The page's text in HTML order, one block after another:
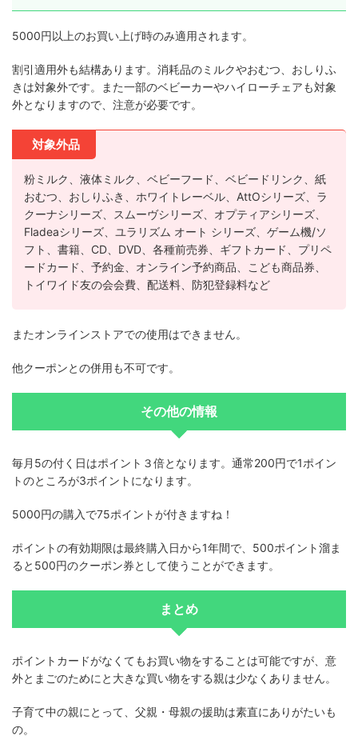
5000円以上のお買い上げ時のみ適用されます。
割引適用外も結構あります。消耗品のミルクやおむつ、おしりふ
きは対象外です。また一部のベビーカーやハイローチェアも対象
外となりますので、注意が必要です。
対象外品
粉ミルク、液体ミルク、ベビーフード、ベビードリンク、紙
おむつ、おしりふき、ホワイトレーベル、AttOシリーズ、ラ
クーナシリーズ、スムーヴシリーズ、オプティアシリーズ、
Fladeaシリーズ、ユラリズム オート シリーズ、ゲーム機/ソ
フト、書籍、CD、DVD、各種前売券、ギフトカード、プリペ
ードカード、予約金、オンライン予約商品、こども商品券、
トイワイド友の会会費、配送料、防犯登録料など
またオンラインストアでの使用はできません。
他クーポンとの併用も不可です。
その他の情報
毎月5の付く日はポイント３倍となります。通常200円で1ポイン
トのところが3ポイントになります。
5000円の購入で75ポイントが付きますね！
ポイントの有効期限は最終購入日から1年間で、500ポイント溜ま
ると500円のクーポン券として使うことができます。
まとめ
ポイントカードがなくてもお買い物をすることは可能ですが、意
外とまごのためにと大きな買い物をする親は少なくありません。
子育て中の親にとって、父親・母親の援助は素直にありがたいも
の。